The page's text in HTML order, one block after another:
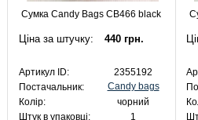
Сумка Candy Bags CB466 black
Ціна за штучку: 440 грн.
Артикул ID:
2355192
Постачальник:
Candy bags
Колір:
чорний
Штук в упаковці:
1